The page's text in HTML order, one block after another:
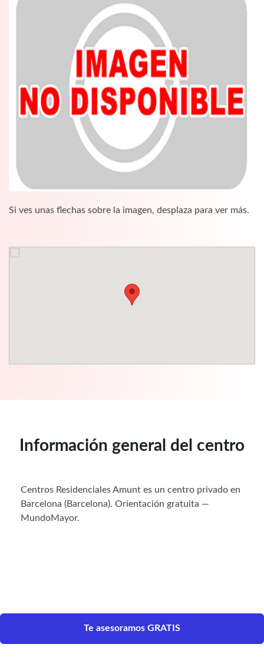
Si ves unas flechas sobre la imagen, desplaza para ver más.
Información general del centro
Centros Residenciales Amunt es un centro privado en
Barcelona (Barcelona). Orientación gratuita —
MundoMayor.
Te asesoramos GRATIS